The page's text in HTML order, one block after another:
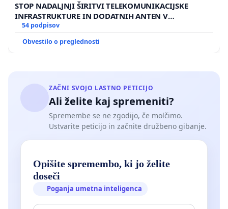
STOP NADALJNJI ŠIRITVI TELEKOMUNIKACIJSKE
INFRASTRUKTURE IN DODATNIH ANTEN V
GRADIŠČAKU
54 podpisov
Obvestilo o preglednosti
ZAČNI SVOJO LASTNO PETICIJO
Ali želite kaj spremeniti?
Spremembe se ne zgodijo, če molčimo.
Ustvarite peticijo in začnite družbeno gibanje.
Opišite spremembo, ki jo želite
doseči
Poganja umetna inteligenca